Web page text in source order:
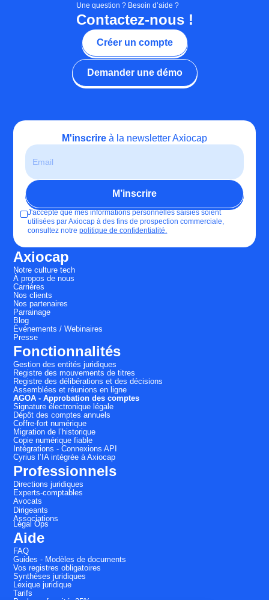
Créer un compte
Demander une démo
Contactez-nous !
Une question ? Besoin d’aide ?
M'inscrire à la newsletter Axiocap
J'accepte que mes informations personnelles saisies soient
utilisées par Axiocap à des fins de prospection commerciale,
consultez notrepolitique de confidentialité.
Axiocap
Notre culture tech
À propos de nous
Carrières
Nos clients
Nos partenaires
Parrainage
Blog
Évènements / Webinaires
Presse
Fonctionnalités
Gestion des entités juridiques
Registre des mouvements de titres
Registre des délibérations et des décisions
Assemblées et réunions en ligne
AGOA - Approbation des comptes
Signature électronique légale
Dépôt des comptes annuels
Coffre-fort numérique
Migration de l’historique
Copie numérique fiable
Intégrations - Connexions API
Cyrius l’IA intégrée à Axiocap
Professionnels
Directions juridiques
Experts-comptables
Avocats
Dirigeants
Associations
Légal Ops
Aide
FAQ
Guides - Modèles de documents
Vos registres obligatoires
Synthèses juridiques
Lexique juridique
Tarifs